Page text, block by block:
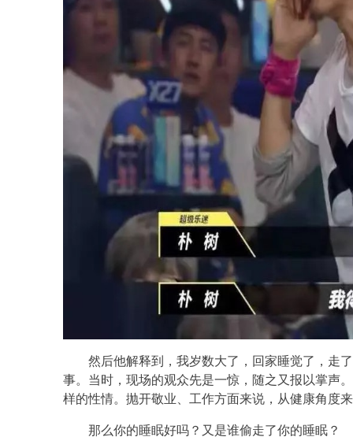
然后他解释到，我岁数大了，回家睡觉了，走
事。当时，现场的观众先是一惊，随之又报以掌声
样的性情。抛开敬业、工作方面来说，从健康角度
那么你的睡眠好吗？又是谁偷走了你的睡眠？